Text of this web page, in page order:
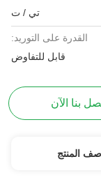
تي / ت
القدرة على التوريد:
قابل للتفاوض
بنا الآن
المنتج